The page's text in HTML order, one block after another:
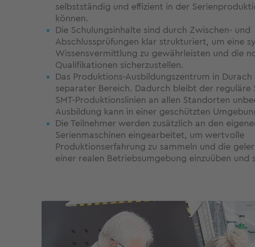
selbstständig und effizient in der
können.
Die Schulungsinhalte sind durch Zwischen- und
Abschlussprüfungen klar strukturiert, um eine
Wissensvermittlung zu gewährleisten und die
Qualifikationen sicherzustellen.
Das Produktions-Ausbildungszentrum in Durach
separater Bereich. Dadurch bleibt der reguläre
SMT-Produktionslinien an allen Standorten
Ausbildung kann in einer geschützten
Die Teilnehmer werden zusätzlich an den
Serienmaschinen eingearbeitet, um wertvolle
Produktionserfahrung zu sammeln und die
einer realen Betriebsumgebung einzuüben und